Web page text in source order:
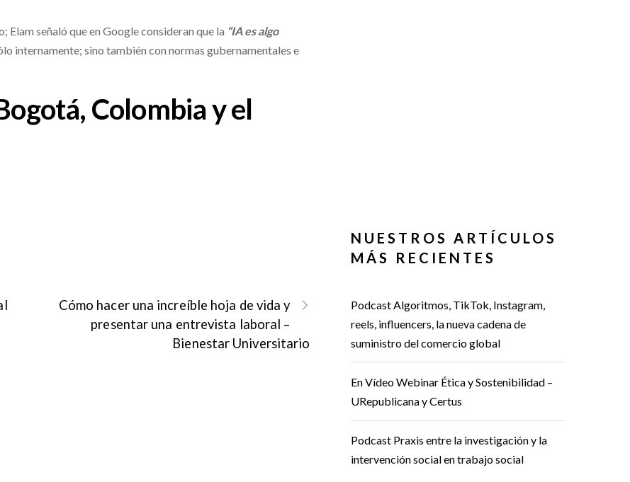
Elam señaló que en Google consideran que la “IA es algo
internamente; sino también con normas gubernamentales e
Colombia y el
Cómo hacer una increíble hoja de vida y
presentar una entrevista laboral –
Bienestar Universitario
NUESTROS ARTÍCULOS
MÁS RECIENTES
Podcast Algoritmos, TikTok, Instagram,
reels, influencers, la nueva cadena de
suministro del comercio global
En Vídeo Webinar Ética y Sostenibilidad –
URepublicana y Certus
Podcast Praxis entre la investigación y la
intervención social en trabajo social